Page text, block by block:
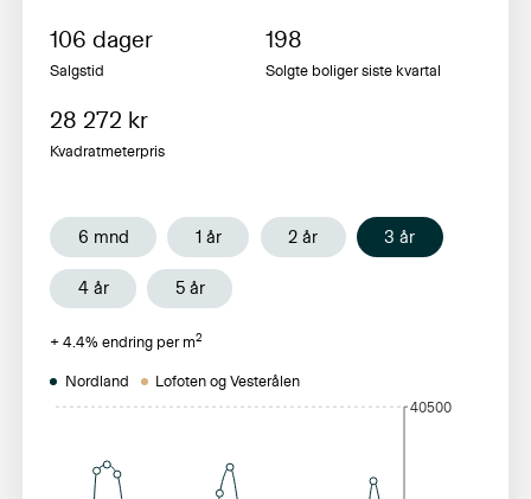
106 dager
Salgstid
198
Solgte boliger siste kvartal
28 272 kr
Kvadratmeterpris
6 mnd 1 år 2 år 3 år
4 år 5 år
+4.4% endring per m2
Nordland Lofoten og Vesterålen
40500